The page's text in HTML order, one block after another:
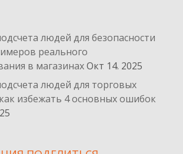
людей для безопасности
реального
в магазинахОкт 14. 2025
людей для торговых
избежать 4 основных ошибок